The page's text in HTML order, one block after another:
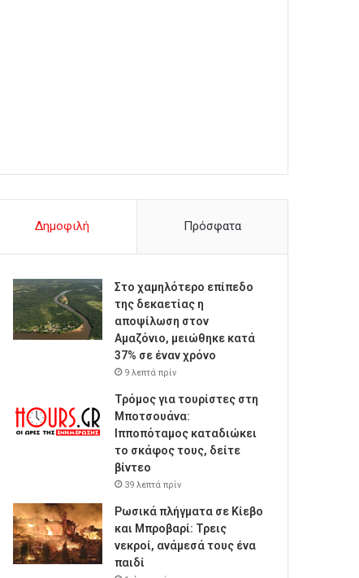
Δημοφιλή Πρόσφατα
Στο χαμηλότερο επίπεδο
της δεκαετίας η
αποψίλωση στον
Αμαζόνιο, μειώθηκε κατά
37% σε έναν χρόνο
9 λεπτά πρίν
Τρόμος για τουρίστες στη
Μποτσουάνα:
Ιπποπόταμος καταδιώκει
το σκάφος τους, δείτε
βίντεο
39 λεπτά πρίν
Ρωσικά πλήγματα σε Κίεβο
και Μπροβαρί: Τρεις
νεκροί, ανάμεσά τους ένα
παιδί